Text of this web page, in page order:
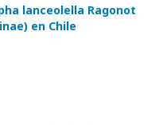
lanceolella Ragonot
en Chile